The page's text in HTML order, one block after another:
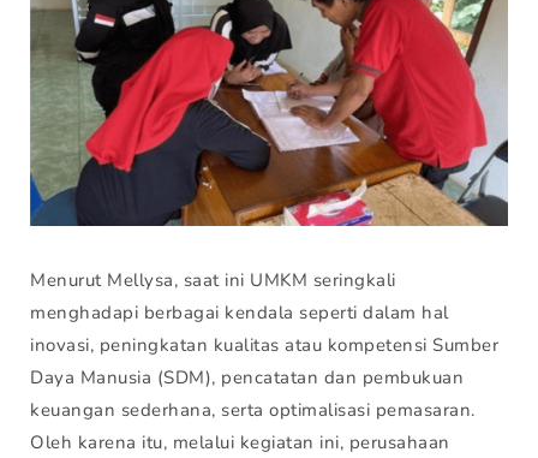
Menurut Mellysa, saat ini UMKM seringkali
menghadapi berbagai kendala seperti dalam hal
inovasi, peningkatan kualitas atau kompetensi Sumber
Daya Manusia (SDM), pencatatan dan pembukuan
keuangan sederhana, serta optimalisasi pemasaran.
Oleh karena itu, melalui kegiatan ini, perusahaan